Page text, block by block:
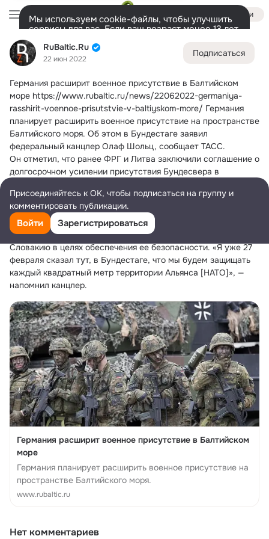
RuBaltic.Ru
22 июн 2022
Подписаться
Германия расширит военное присутствие в Балтийском
море https://www.rubaltic.ru/news/22062022-germaniya-
rasshirit-voennoe-prisutstvie-v-baltiyskom-more/ Германия
планирует расширить военное присутствие на пространстве
Балтийского моря. Об этом в Бундестаге заявил
федеральный канцлер Олаф Шольц, сообщает ТАСС.
Он отметил, что ранее ФРГ и Литва заключили соглашение о
долгосрочном усилении присутствия Бундесвера в
«Кроме того, мы расширим наше присутствие, в том числе
размещением Военно-воздушных и Военно-морских сил, на
пространстве Балтийского моря», — заявил Шольц.
Также, по его словам, Германия направит военных в
Словакию в целях обеспечения ее безопасности. «Я уже 27
февраля сказал тут, в Бундестаге, что мы будем защищать
каждый квадратный метр территории Альянса [НАТО]», —
напомнил канцлер.
Германия расширит военное присутствие в Балтийском
море
Германия планирует расширить военное присутствие на
пространстве Балтийского моря.
www.rubaltic.ru
Нет комментариев
Войти
Мы используем cookie-файлы, чтобы улучшить
сервисы для вас. Если ваш возраст менее 13 лет,
настроить cookie-файлы должен ваш законный
представитель.Больше информации
Разрешить все
RuBaltic.Ru
Лента
Дополнительная
колонка
Всё49 591 Обсуждаемые
Присоединяйтесь к ОК, чтобы подписаться на группу и
комментировать публикации.
Войти Зарегистрироваться